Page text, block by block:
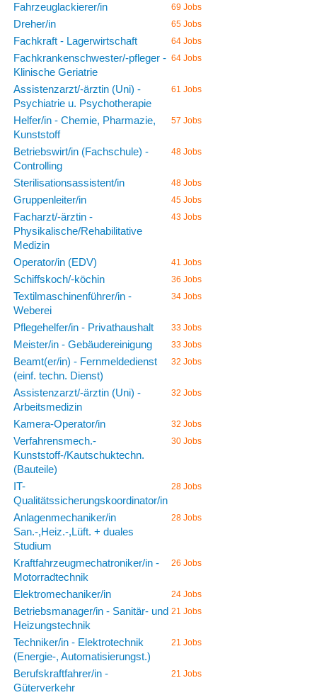
Fahrzeuglackierer/in 69 Jobs
Dreher/in 65 Jobs
Fachkraft - Lagerwirtschaft 64 Jobs
Fachkrankenschwester/-pfleger -
Klinische Geriatrie
64 Jobs
Assistenzarzt/-ärztin (Uni) -
Psychiatrie u. Psychotherapie
61 Jobs
Helfer/in - Chemie, Pharmazie,
Kunststoff
57 Jobs
Betriebswirt/in (Fachschule) -
Controlling
48 Jobs
Sterilisationsassistent/in 48 Jobs
Gruppenleiter/in 45 Jobs
Facharzt/-ärztin -
Physikalische/Rehabilitative
Medizin
43 Jobs
Operator/in (EDV) 41 Jobs
Schiffskoch/-köchin 36 Jobs
Textilmaschinenführer/in -
Weberei
34 Jobs
Pflegehelfer/in - Privathaushalt 33 Jobs
Meister/in - Gebäudereinigung 33 Jobs
Beamt(er/in) - Fernmeldedienst
(einf. techn. Dienst)
32 Jobs
Assistenzarzt/-ärztin (Uni) -
Arbeitsmedizin
32 Jobs
Kamera-Operator/in 32 Jobs
Verfahrensmech.-
Kunststoff-/Kautschuktechn.
(Bauteile)
30 Jobs
IT-
Qualitätssicherungskoordinator/in
28 Jobs
Anlagenmechaniker/in
San.-,Heiz.-,Lüft. + duales
Studium
28 Jobs
Kraftfahrzeugmechatroniker/in -
Motorradtechnik
26 Jobs
Elektromechaniker/in 24 Jobs
Betriebsmanager/in - Sanitär- und
Heizungstechnik
21 Jobs
Techniker/in - Elektrotechnik
(Energie-, Automatisierungst.)
21 Jobs
Berufskraftfahrer/in -
Güterverkehr
21 Jobs